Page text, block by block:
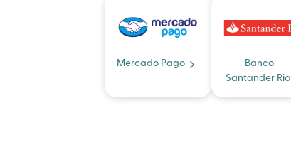
Mercado Pago
Banco
Santander Rio